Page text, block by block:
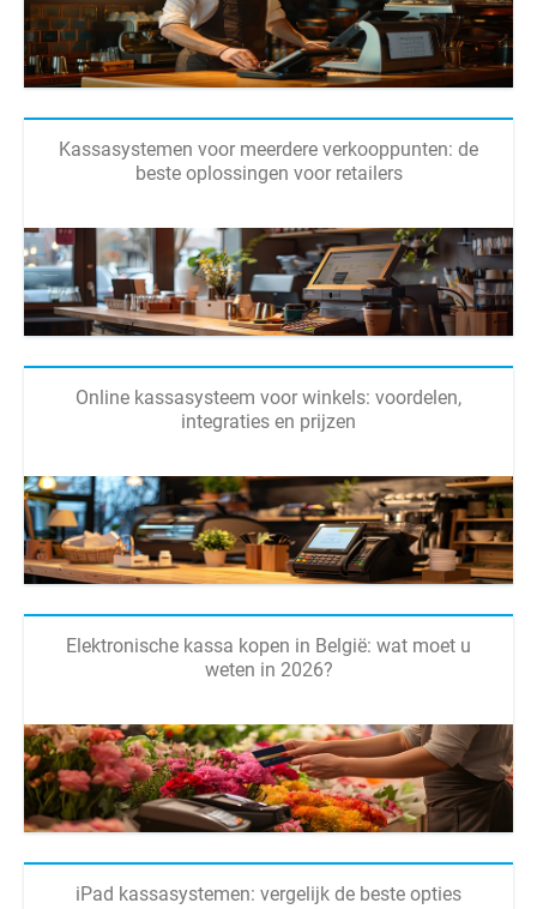
Kassasystemen voor meerdere verkooppunten: de
beste oplossingen voor retailers
Online kassasysteem voor winkels: voordelen,
integraties en prijzen
Elektronische kassa kopen in België: wat moet u
weten in 2026?
iPad kassasystemen: vergelijk de beste opties